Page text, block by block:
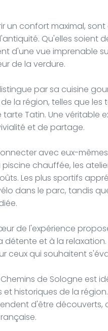
un confort maximal,
Qu'elles soient
d'une vue imprenable
de la verdure.
par sa cuisine
la région, telles que les
Tatin. Une véritable
et de partage.
avec eux-
chauffée, les
Les plus sportifs
dans le parc, tandis
de l'expérience
détente et à la
ceux qui souhaitent
de Sologne est
et historiques de la
d'être